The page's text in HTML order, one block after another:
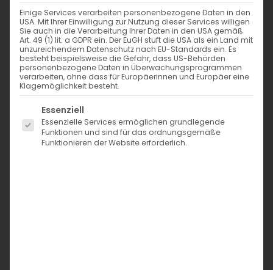
Einige Services verarbeiten personenbezogene Daten in den
USA. Mit Ihrer Einwilligung zur Nutzung dieser Services willigen
Sie auch in die Verarbeitung Ihrer Daten in den USA gemäß
Art. 49 (1) lit. a GDPR ein. Der EuGH stuft die USA als ein Land mit
unzureichendem Datenschutz nach EU-Standards ein. Es
besteht beispielsweise die Gefahr, dass US-Behörden
personenbezogene Daten in Überwachungsprogrammen
verarbeiten, ohne dass für Europäerinnen und Europäer eine
Klagemöglichkeit besteht.
Es folgt eine Liste der Service-Gruppen, für die eine
Essenziell
Essenzielle Services ermöglichen grundlegende
Funktionen und sind für das ordnungsgemäße
Funktionieren der Website erforderlich.